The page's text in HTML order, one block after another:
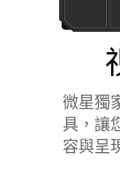
窗分
軟體，提供便
可以輕鬆自由
方式，同時觀